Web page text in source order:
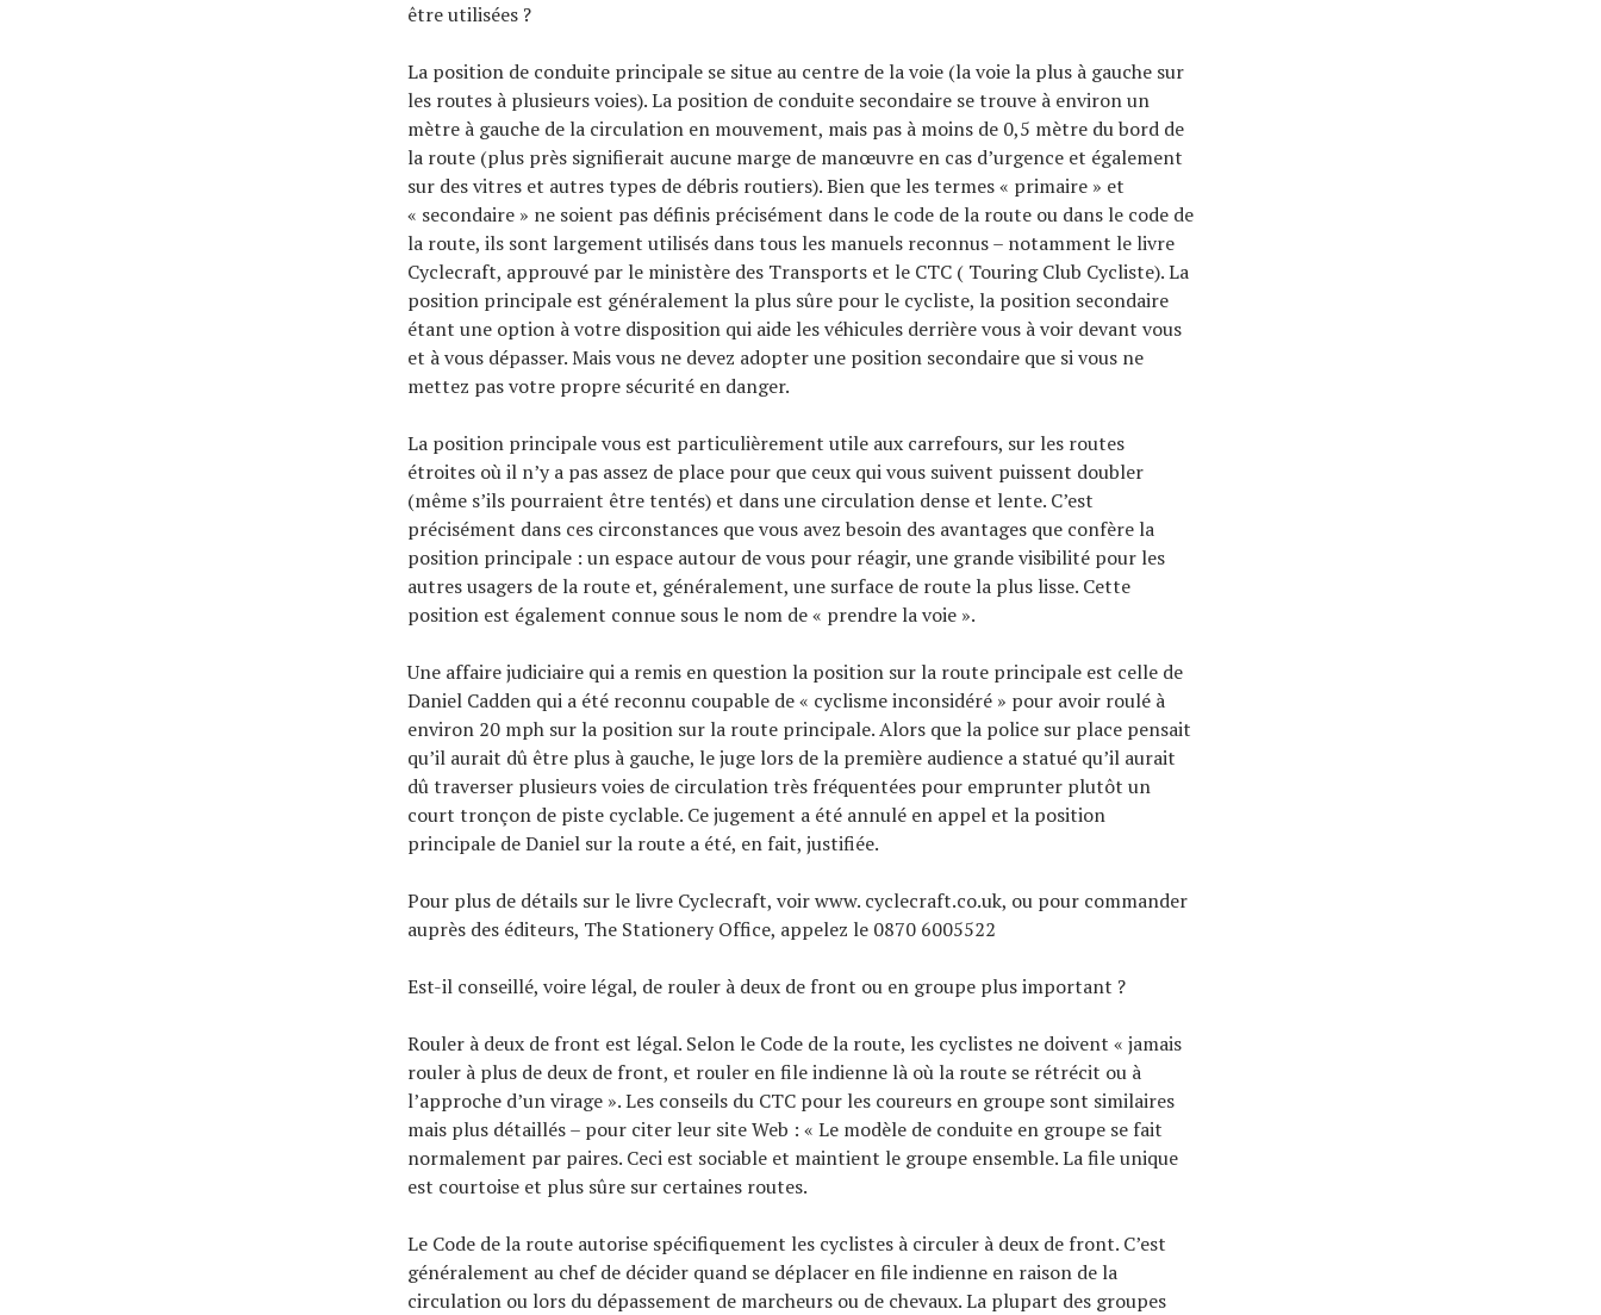
être utilisées ?
La position de conduite principale se situe au centre de la voie (la voie la plus à gauche sur
les routes à plusieurs voies). La position de conduite secondaire se trouve à environ un
mètre à gauche de la circulation en mouvement, mais pas à moins de 0,5 mètre du bord de
la route (plus près signifierait aucune marge de manœuvre en cas d’urgence et également
sur des vitres et autres types de débris routiers). Bien que les termes « primaire » et
« secondaire » ne soient pas définis précisément dans le code de la route ou dans le code de
la route, ils sont largement utilisés dans tous les manuels reconnus – notamment le livre
Cyclecraft, approuvé par le ministère des Transports et le CTC ( Touring Club Cycliste). La
position principale est généralement la plus sûre pour le cycliste, la position secondaire
étant une option à votre disposition qui aide les véhicules derrière vous à voir devant vous
et à vous dépasser. Mais vous ne devez adopter une position secondaire que si vous ne
mettez pas votre propre sécurité en danger.
La position principale vous est particulièrement utile aux carrefours, sur les routes
étroites où il n’y a pas assez de place pour que ceux qui vous suivent puissent doubler
(même s’ils pourraient être tentés) et dans une circulation dense et lente. C’est
précisément dans ces circonstances que vous avez besoin des avantages que confère la
position principale : un espace autour de vous pour réagir, une grande visibilité pour les
autres usagers de la route et, généralement, une surface de route la plus lisse. Cette
position est également connue sous le nom de « prendre la voie ».
Une affaire judiciaire qui a remis en question la position sur la route principale est celle de
Daniel Cadden qui a été reconnu coupable de « cyclisme inconsidéré » pour avoir roulé à
environ 20 mph sur la position sur la route principale. Alors que la police sur place pensait
qu’il aurait dû être plus à gauche, le juge lors de la première audience a statué qu’il aurait
dû traverser plusieurs voies de circulation très fréquentées pour emprunter plutôt un
court tronçon de piste cyclable. Ce jugement a été annulé en appel et la position
principale de Daniel sur la route a été, en fait, justifiée.
Pour plus de détails sur le livre Cyclecraft, voir www. cyclecraft.co.uk, ou pour commander
auprès des éditeurs, The Stationery Office, appelez le 0870 6005522
Est-il conseillé, voire légal, de rouler à deux de front ou en groupe plus important ?
Rouler à deux de front est légal. Selon le Code de la route, les cyclistes ne doivent « jamais
rouler à plus de deux de front, et rouler en file indienne là où la route se rétrécit ou à
l’approche d’un virage ». Les conseils du CTC pour les coureurs en groupe sont similaires
mais plus détaillés – pour citer leur site Web : « Le modèle de conduite en groupe se fait
normalement par paires. Ceci est sociable et maintient le groupe ensemble. La file unique
est courtoise et plus sûre sur certaines routes.
Le Code de la route autorise spécifiquement les cyclistes à circuler à deux de front. C’est
généralement au chef de décider quand se déplacer en file indienne en raison de la
circulation ou lors du dépassement de marcheurs ou de chevaux. La plupart des groupes